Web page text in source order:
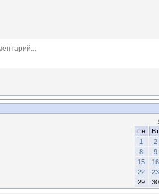
Пн
Вт
1
2
8
9
15
16
22
23
29
30